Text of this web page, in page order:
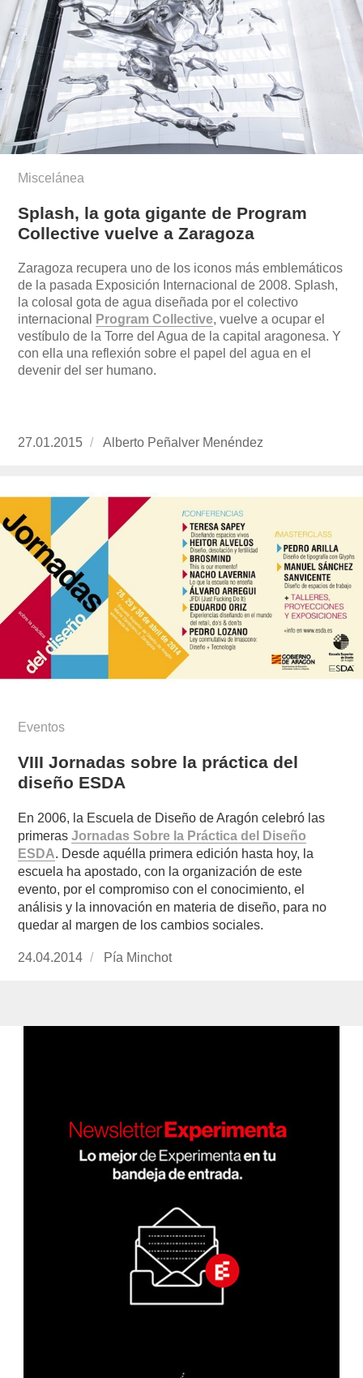
Miscelánea
Splash, la gota gigante de Program
Collective vuelve a Zaragoza
Zaragoza recupera uno de los iconos más emblemáticos
de la pasada Exposición Internacional de 2008. Splash,
la colosal gota de agua diseñada por el colectivo
internacional
Program Collective, vuelve a ocupar el
vestíbulo de la Torre del Agua de la capital aragonesa. Y
con ella una reflexión sobre el papel del agua en el
devenir del ser humano.
Publicado
27.01.2015
https://www.experimenta.es/author/alberto-
Alberto Peñalver Menéndez
Eventos
VIII Jornadas sobre la práctica del
diseño ESDA
En 2006, la Escuela de Diseño de Aragón celebró las
primerasJornadas Sobre la Práctica del Diseño
ESDA. Desde aquélla primera edición hasta hoy, la
escuela ha apostado, con la organización de este
evento, por el compromiso con el conocimiento, el
análisis y la innovación en materia de diseño, para no
quedar al margen de los cambios sociales.
Publicado
24.04.2014 https://www.experimenta.es/author/pia/
Pía Minchot